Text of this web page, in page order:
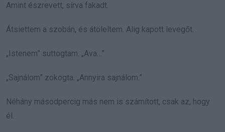
Amint észrevett, sírva fakadt.
Átsiettem a szobán, és átöleltem. Alig kapott levegőt.
„Istenem” suttogtam. „Ava…”
„Sajnálom” zokogta. „Annyira sajnálom.”
Néhány másodpercig más nem is számított, csak az, hogy
él.